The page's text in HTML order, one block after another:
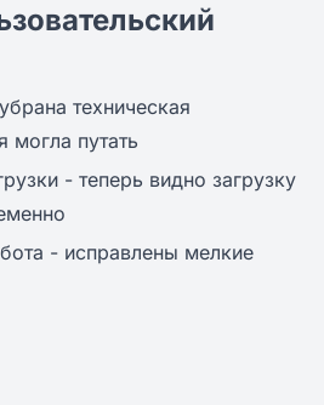
техническая
могла путать
- теперь видно загрузку
- исправлены мелкие